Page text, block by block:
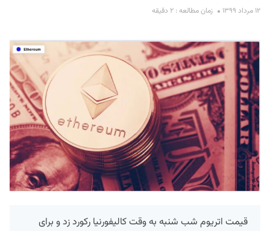
۱۲ مرداد ۱۳۹۹ زمان مطالعه : ۲ دقیقه
قیمت اتریوم شب شنبه به وقت کالیفورنیا رکورد زد و برای